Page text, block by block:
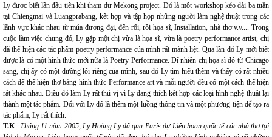
Ly được biết lần đầu tiên khi tham dự Mekong project. Đó là một workshop kéo dài ba tuần
tại Chiengmai và Luangprabang, kết hợp và tập họp những người làm nghệ thuật trong các
lãnh vực khác nhau từ múa đương đại, đến rối, rồi họa sĩ, Installation, nhà thơ v.v.... Trong
cuộc làm việc chung đó, Ly gặp một chị vừa là họa sĩ, vừa là poetry performance artist, chị
đã thể hiện các tác phẩm poetry performance của mình rất mãnh liệt. Qua lần đó Ly mới biết
được là có một hình thức mới nữa là Poetry Performance. Dĩ nhiên chị họa sĩ đó từ Chicago
sang, chị ấy có một đường lối riêng của mình, sau đó Ly tìm hiểu thêm và thấy có rất nhiều
cách để thể hiện thơ bằng hình thức Performance art và mỗi người đều có một cách thể hiện
rất khác nhau. Điều đó làm Ly rất thú vị vì Ly đang thích kết hợp các loại hình nghệ thuật lại
thành một tác phẩm. Đối với Ly đó là thêm một luồng thông tin và một phương tiện để tạo ra
tác phẩm, Ly rất thích.
T.K.: Tháng 11 năm 2005, Ly Hoàng Ly đã qua Paris dự Liên hoan quốc tế các nhà thơ tại